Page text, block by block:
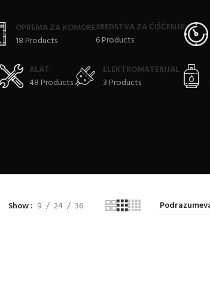
OPREMA ZA KOMORE
18 Products
SREDSTVA ZA ĆIŠĆENJE
6 Products
ALAT
48 Products
ELEKTROMATERIJAL
3 Products
Show 9 24 36